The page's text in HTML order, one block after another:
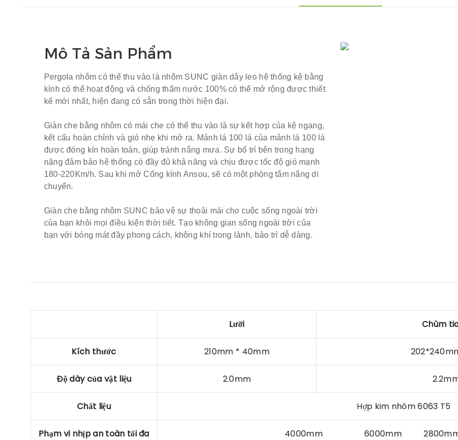
Mô Tả Sản Phẩm
Pergola nhôm có thể thu vào là nhôm SUNC giàn dây leo hệ thống kệ bằng
kính có thể hoạt động và chống thấm nước 100% có thể mở rộng được thiết
kế mới nhất, hiện đang có sẵn trong thời hiện đại.
Giàn che bằng nhôm có mái che có thể thu vào là sự kết hợp của kệ ngang,
kết cấu hoàn chỉnh và gió nhẹ khi mở ra. Mảnh lá 100 lá của mảnh lá 100 lá
được đóng kín hoàn toàn, giúp tránh nắng mưa. Sự bố trí bên trong hạng
nặng đảm bảo hệ thống có đầy đủ khả năng và chịu được tốc độ gió mạnh
180-220Km/h. Sau khi mở Cổng kính Ansou, sẽ có một phòng tắm nắng di
chuyển.
Giàn che bằng nhôm SUNC bảo vệ sự thoải mái cho cuộc sống ngoài trời
của bạn khỏi mọi điều kiện thời tiết. Tạo không gian sống ngoài trời của
bạn với bóng mát đầy phong cách, không khí trong lành, bảo trì dễ dàng.
Lưỡi Chùm
Kích thước 210mm * 40mm
Độ dày của vật liệu 2.0mm
Chất liệu Hợp kim nhôm 6063 T5
Phạm vi nhịp an toàn tối đa 4000mm 6000mm 2800mm